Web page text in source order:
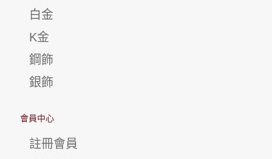
白金
K金
鋼飾
銀飾
會員中心
註冊會員